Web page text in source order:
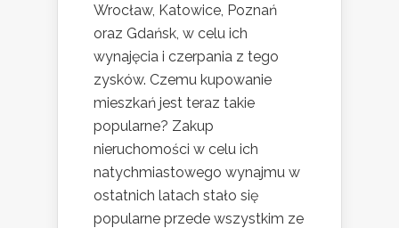
Wrocław, Katowice, Poznań
oraz Gdańsk, w celu ich
wynajęcia i czerpania z tego
zysków. Czemu kupowanie
mieszkań jest teraz takie
popularne? Zakup
nieruchomości w celu ich
natychmiastowego wynajmu w
ostatnich latach stało się
popularne przede wszystkim ze